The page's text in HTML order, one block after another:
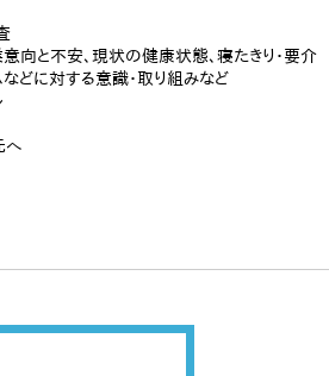
向と不安、現状の健康状態、寝たきり・要介
などに対する意識・取り組みなど
へ